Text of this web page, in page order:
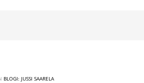
BLOGI: JUSSI SAARELA